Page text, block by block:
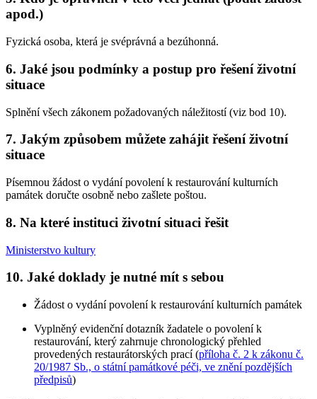
apod.)
Fyzická osoba, která je svéprávná a bezúhonná.
6. Jaké jsou podmínky a postup pro řešení životní
situace
Splnění všech zákonem požadovaných náležitostí (viz bod 10).
7. Jakým způsobem můžete zahájit řešení životní
situace
Písemnou žádost o vydání povolení k restaurování kulturních
památek doručte osobně nebo zašlete poštou.
8. Na které instituci životní situaci řešit
Ministerstvo kultury
10. Jaké doklady je nutné mít s sebou
Žádost o vydání povolení k restaurování kulturních památek
Vyplněný evidenční dotazník žadatele o povolení k
restaurování, který zahrnuje chronologický přehled
provedených restaurátorských prací (příloha č. 2 k zákonu č.
20/1987 Sb., o státní památkové péči, ve znění pozdějších
předpisů)